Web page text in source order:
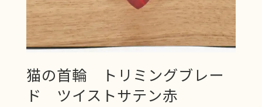
猫の首輪 トリミングブレー
ド ツイストサテン赤